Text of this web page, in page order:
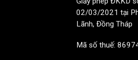
02/03/2021 tại
Lãnh, Đồng Tháp
Mã số thuế: